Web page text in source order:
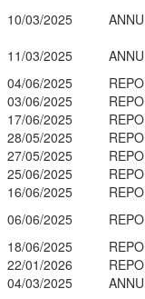
10/03/2025
11/03/2025
04/06/2025
03/06/2025
17/06/2025
28/05/2025
27/05/2025
25/06/2025
16/06/2025
06/06/2025
18/06/2025
22/01/2026
04/03/2025